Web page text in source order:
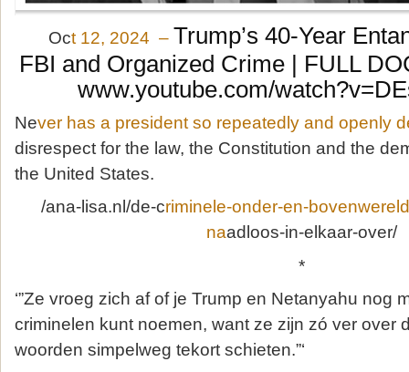
Oct 12, 2024 – Trump’s 40-Year
FBI and Organized Crime | FULL
www.youtube.com/
Never has a president so repeatedly and openly
disrespect for the law, the Constitution and the
the United States.
/ana-lisa.nl/de-criminele-onder-en-
naadloos-in-elkaar-over/
*
‘”Ze vroeg zich af of je Trump en Netanyahu nog
criminelen kunt noemen, want ze zijn zó ver over
woorden simpelweg tekort schieten.”‘